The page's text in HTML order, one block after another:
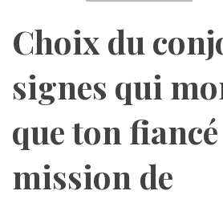
Choix du
signes qui
que ton fiancé
mission de